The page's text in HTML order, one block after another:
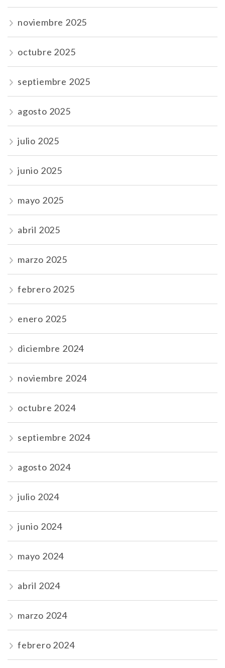
noviembre 2025
octubre 2025
septiembre 2025
agosto 2025
julio 2025
junio 2025
mayo 2025
abril 2025
marzo 2025
febrero 2025
enero 2025
diciembre 2024
noviembre 2024
octubre 2024
septiembre 2024
agosto 2024
julio 2024
junio 2024
mayo 2024
abril 2024
marzo 2024
febrero 2024